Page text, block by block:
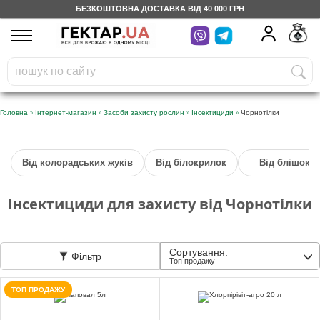
БЕЗКОШТОВНА ДОСТАВКА ВІД 40 000 ГРН
UA
На вашому
бонусному рахунку
грн
Безкоштовно по Україні
Категорії
Доставка
Відгуки
Головна » Інтернет-магазин » Засоби захисту рослин » Інсектициди » Чорнотілки
Від колорадських жуків Від білокрилок Від блішок
Інсектициди для захисту від Чорнотілки
Фільтр Сортування:
Топ продажу
ТОП ПРОДАЖУ